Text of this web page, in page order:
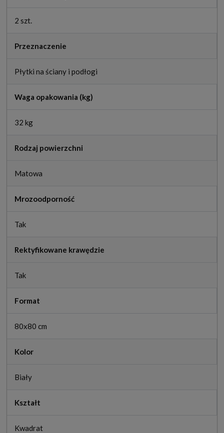
2 szt.
Przeznaczenie
Płytki na ściany i podłogi
Waga opakowania (kg)
32 kg
Rodzaj powierzchni
Matowa
Mrozoodporność
Tak
Rektyfikowane krawędzie
Tak
Format
80x80 cm
Kolor
Biały
Kształt
Kwadrat